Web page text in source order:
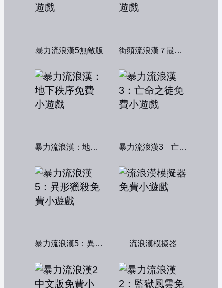
暴力流浪漢5無敵版 街頭流浪漢７最終章
暴力流浪漢：地下秩序 暴力流浪漢3：亡命之徒
暴力流浪漢5：異形獵殺 流浪漢模擬器